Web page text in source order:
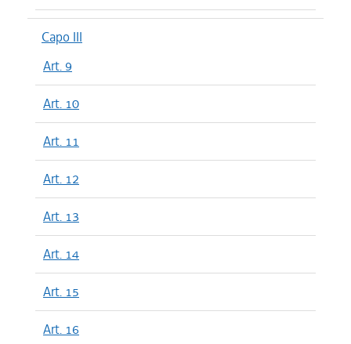
Capo III
Art. 9
Art. 10
Art. 11
Art. 12
Art. 13
Art. 14
Art. 15
Art. 16